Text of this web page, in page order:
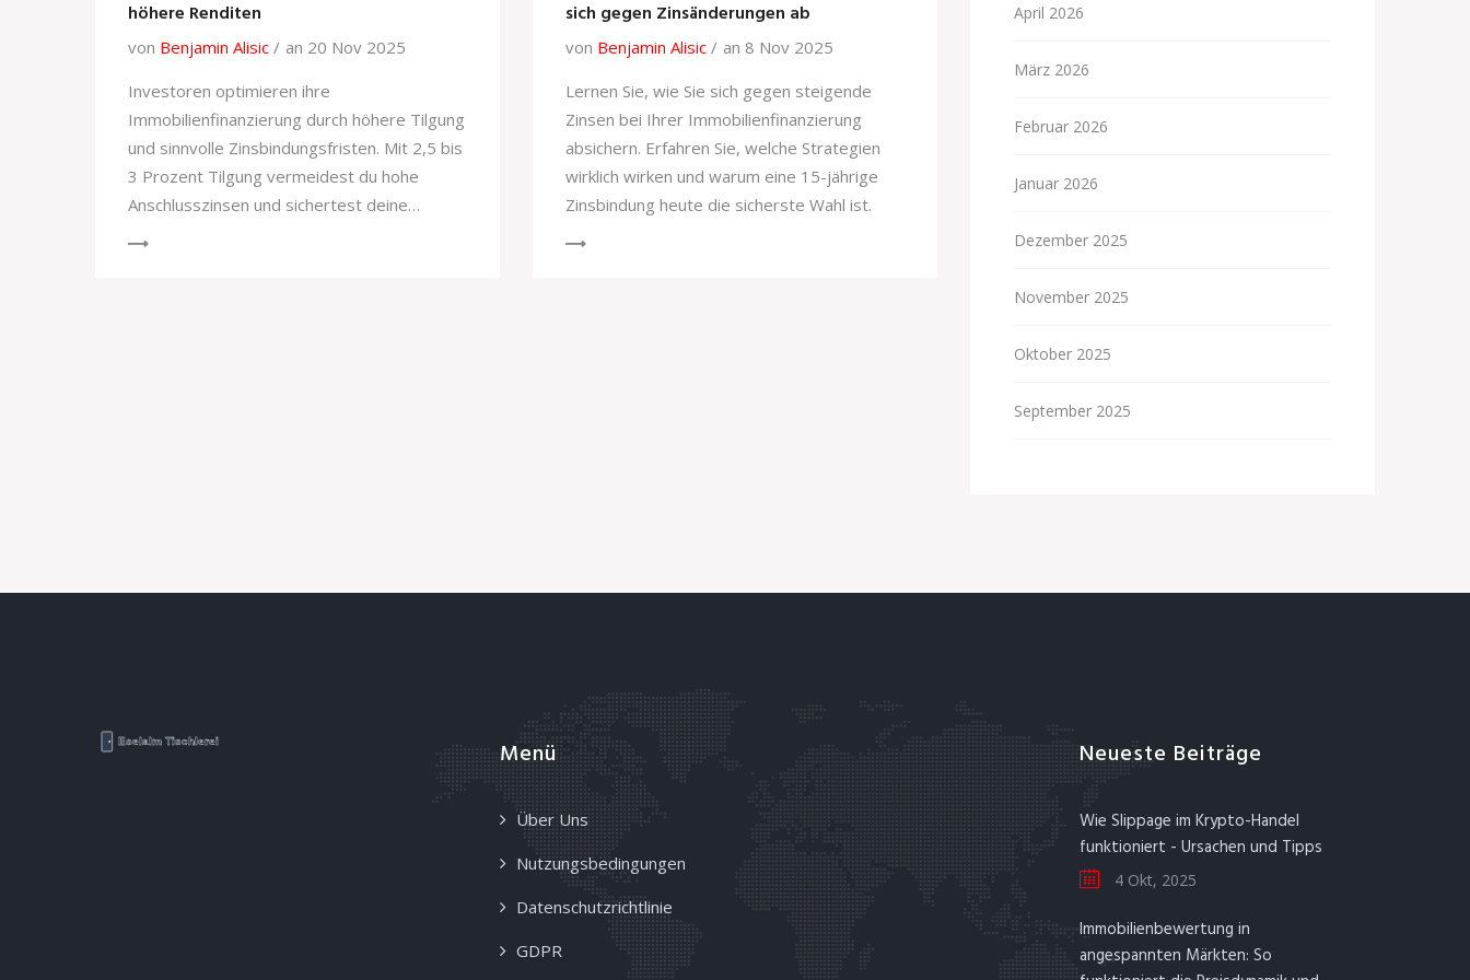
höhere Renditen
von Benjamin Alisic
an 20 Nov 2025
Investoren optimieren ihre
Immobilienfinanzierung durch höhere Tilgung
und sinnvolle Zinsbindungsfristen. Mit 2,5 bis
3 Prozent Tilgung vermeidest du hohe
Anschlusszinsen und sichertest deine
sich gegen Zinsänderungen ab
von Benjamin Alisic
an 8 Nov 2025
Lernen Sie, wie Sie sich gegen steigende
Zinsen bei Ihrer Immobilienfinanzierung
absichern. Erfahren Sie, welche Strategien
wirklich wirken und warum eine 15-jährige
Zinsbindung heute die sicherste Wahl ist.
April 2026
März 2026
Februar 2026
Januar 2026
Dezember 2025
November 2025
Oktober 2025
September 2025
Menü
Über Uns
Nutzungsbedingungen
Datenschutzrichtlinie
GDPR
Neueste Beiträge
Wie Slippage im Krypto-Handel
funktioniert - Ursachen und Tipps
4 Okt, 2025
Immobilienbewertung in
angespannten Märkten: So